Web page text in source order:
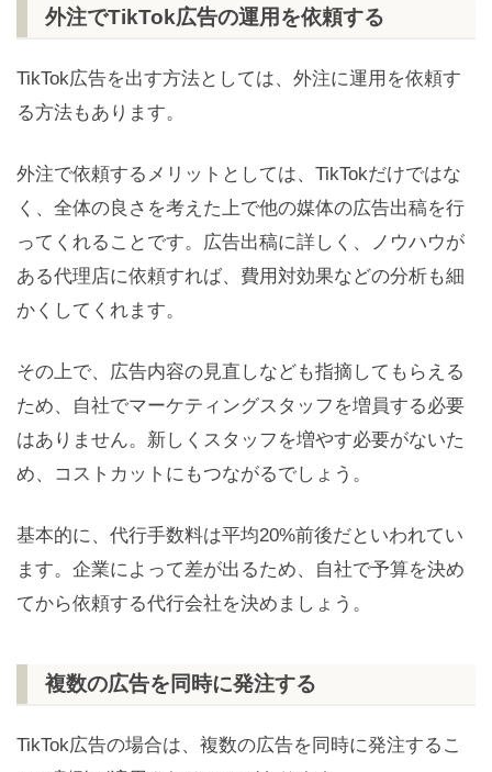
外注でTikTok広告の運用を依頼する
TikTok広告を出す方法としては、外注に運用を依頼す
る方法もあります。
外注で依頼するメリットとしては、TikTokだけではな
く、全体の良さを考えた上で他の媒体の広告出稿を行
ってくれることです。広告出稿に詳しく、ノウハウが
ある代理店に依頼すれば、費用対効果などの分析も細
かくしてくれます。
その上で、広告内容の見直しなども指摘してもらえる
ため、自社でマーケティングスタッフを増員する必要
はありません。新しくスタッフを増やす必要がないた
め、コストカットにもつながるでしょう。
基本的に、代行手数料は平均20%前後だといわれてい
ます。企業によって差が出るため、自社で予算を決め
てから依頼する代行会社を決めましょう。
複数の広告を同時に発注する
TikTok広告の場合は、複数の広告を同時に発注するこ